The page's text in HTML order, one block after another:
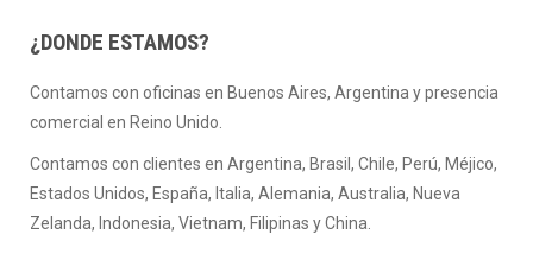
¿DONDE ESTAMOS?
Contamos con oficinas en Buenos Aires, Argentina y presencia
comercial en Reino Unido.
Contamos con clientes en Argentina, Brasil, Chile, Perú, Méjico,
Estados Unidos, España, Italia, Alemania, Australia, Nueva
Zelanda, Indonesia, Vietnam, Filipinas y China.